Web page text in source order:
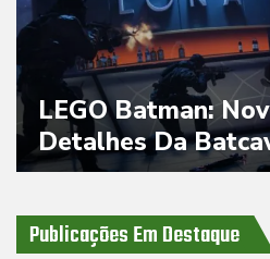
LEGO Batman:
Detalhes Da
Publicações Em Destaque